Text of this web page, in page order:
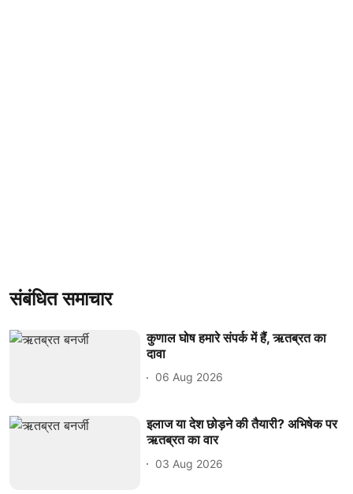
संबंधित समाचार
कुणाल घोष हमारे संपर्क में हैं, ऋतब्रत का
दावा
06 Aug 2026
इलाज या देश छोड़ने की तैयारी? अभिषेक पर
ऋतब्रत का वार
03 Aug 2026